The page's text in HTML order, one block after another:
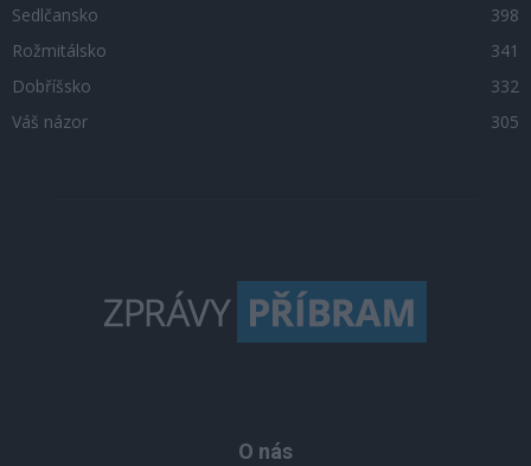
Sedlčansko
398
Rožmitálsko
341
Dobříšsko
332
Váš názor
305
O nás